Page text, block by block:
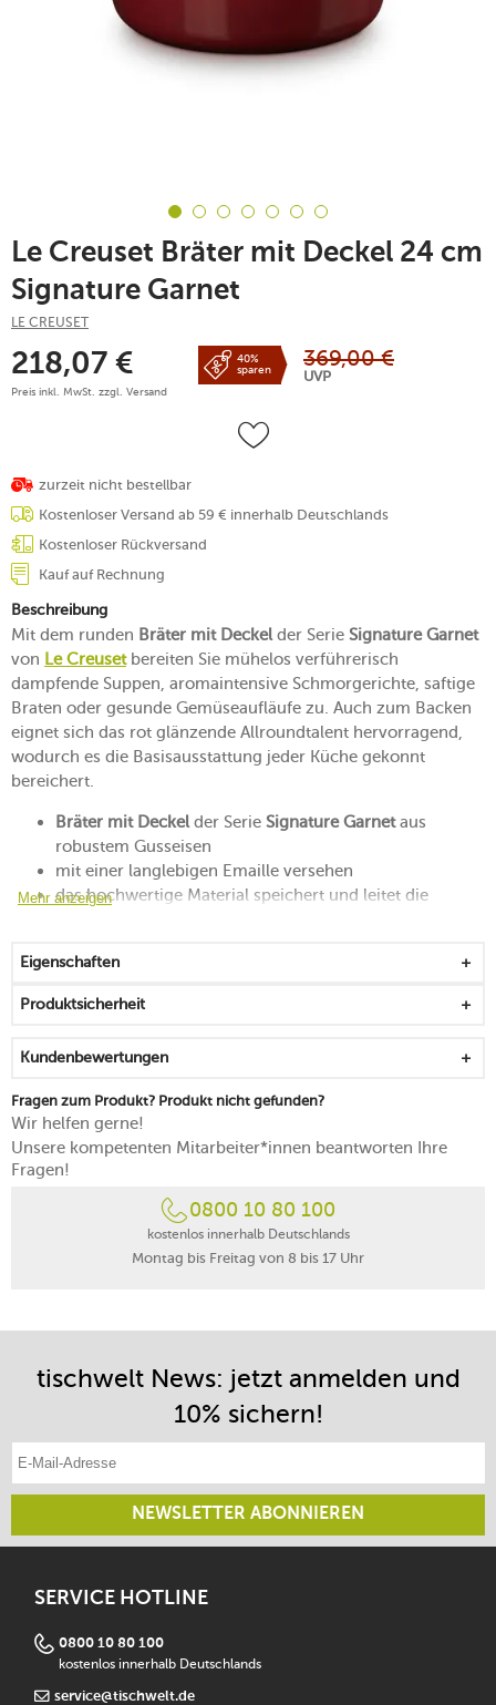
Le Creuset Bräter mit Deckel 24 cm
Signature Garnet
LE CREUSET
218,07 €
Preis inkl. MwSt. zzgl. Versand
40%
sparen
369,00 €
UVP
zurzeit nicht bestellbar
Kostenloser Versand ab 59 € innerhalb Deutschlands
Kostenloser Rückversand
Kauf auf Rechnung
Beschreibung
Mit dem runden Bräter mit Deckelder Serie Signature Garnet
von Le Creusetbereiten Sie mühelos verführerisch
dampfende Suppen, aromaintensive Schmorgerichte, saftige
Braten oder gesunde Gemüseaufläufe zu. Auch zum Backen
eignet sich das rot glänzende Allroundtalent hervorragend,
wodurch es die Basisausstattung jeder Küche gekonnt
bereichert.
Bräter mit Deckelder Serie Signature Garnetaus
robustem Gusseisen
mit einer langlebigen Emaille versehen
das hochwertige Material speichert und leitet die
Dämpfe im Gericht
Knauf des Deckels lässt sich auch mit
macht auch beim Servieren auf der Tafel eine gute Figur
bei einer Nutzung mit mittleren Temperaturen wird das
Material geschont
zum Umplatzieren immer anheben und nicht auf den
Kochfeldern hin und her schieben
metallischen Utensilien geeignet
für alle Herdarten geeignet
mit Deckel hitzebeständig bis 260 °C
30 Jahre Garantie des Herstellers
Mehr anzeigen
Eigenschaften
Produktsicherheit
Kundenbewertungen
Fragen zum Produkt? Produkt nicht gefunden?
Wir helfen gerne!
Unsere kompetenten Mitarbeiter*innen beantworten Ihre
Fragen!
0800 10 80 100
kostenlos innerhalb Deutschlands
Montag bis Freitag von 8 bis 17 Uhr
tischwelt News: jetzt anmelden und
10% sichern!
NEWSLETTER ABONNIEREN
SERVICE HOTLINE
0800 10 80 100
kostenlos innerhalb Deutschlands
service@tischwelt.de